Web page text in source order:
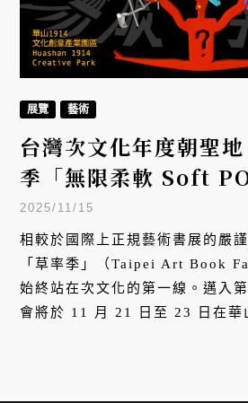
展覽 藝術
台灣次文化年度朝聖
季「無限柔軟 Soft
場！用9年打造另類藝
2025/11/15
相較於國際上正規藝術書展的嚴
「草率季」（Taipei Art Book
始終站在次文化的第一線。邁入
會將於 11 月 21 日至 23 日在華